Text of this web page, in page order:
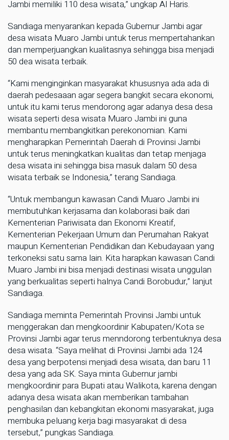
Jambi memiliki 110 desa wisata,” ungkap Al Haris.
Sandiaga menyarankan kepada Gubernur Jambi agar
desa wisata Muaro Jambi untuk terus mempertahankan
dan memperjuangkan kualitasnya sehingga bisa menjadi
50 dea wisata terbaik.
“Kami menginginkan masyarakat khususnya ada ada di
daerah pedesaaan agar segera bangkit secara ekonomi,
untuk itu kami terus mendorong agar adanya desa desa
wisata seperti desa wisata Muaro Jambi ini guna
membantu membangkitkan perekonomian. Kami
mengharapkan Pemerintah Daerah di Provinsi Jambi
untuk terus meningkatkan kualitas dan tetap menjaga
desa wisata ini sehingga bisa masuk dalam 50 desa
wisata terbaik se Indonesia,” terang Sandiaga.
“Untuk membangun kawasan Candi Muaro Jambi ini
membutuhkan kerjasama dan kolaborasi baik dari
Kementerian Pariwisata dan Ekonomi Kreatif,
Kementerian Pekerjaan Umum dan Perumahan Rakyat
maupun Kementerian Pendidikan dan Kebudayaan yang
terkoneksi satu sama lain. Kita harapkan kawasan Candi
Muaro Jambi ini bisa menjadi destinasi wisata unggulan
yang berkualitas seperti halnya Candi Borobudur,” lanjut
Sandiaga.
Sandiaga meminta Pemerintah Provinsi Jambi untuk
menggerakan dan mengkoordinir Kabupaten/Kota se
Provinsi Jambi agar terus menndorong terbentuknya desa
desa wisata. “Saya melihat di Provinsi Jambi ada 124
desa yang berpotensi menjadi desa wisata, dan baru 11
desa yang ada SK. Saya minta Gubernur jambi
mengkoordinir para Bupati atau Walikota, karena dengan
adanya desa wisata akan memberikan tambahan
penghasilan dan kebangkitan ekonomi masyarakat, juga
membuka peluang kerja bagi masyarakat di desa
tersebut,” pungkas Sandiaga.